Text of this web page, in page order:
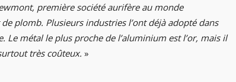
première société aurifère au monde
plomb. Plusieurs industries l’ont déjà adopté dans
Le métal le plus proche de l’aluminium est l’or, mais il
très coûteux. »